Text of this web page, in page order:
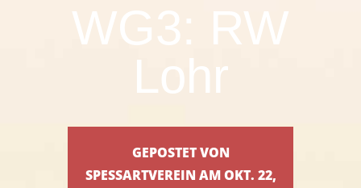
WG3: RW
Lohr
GEPOSTET VON
SPESSARTVEREIN AM OKT. 22,